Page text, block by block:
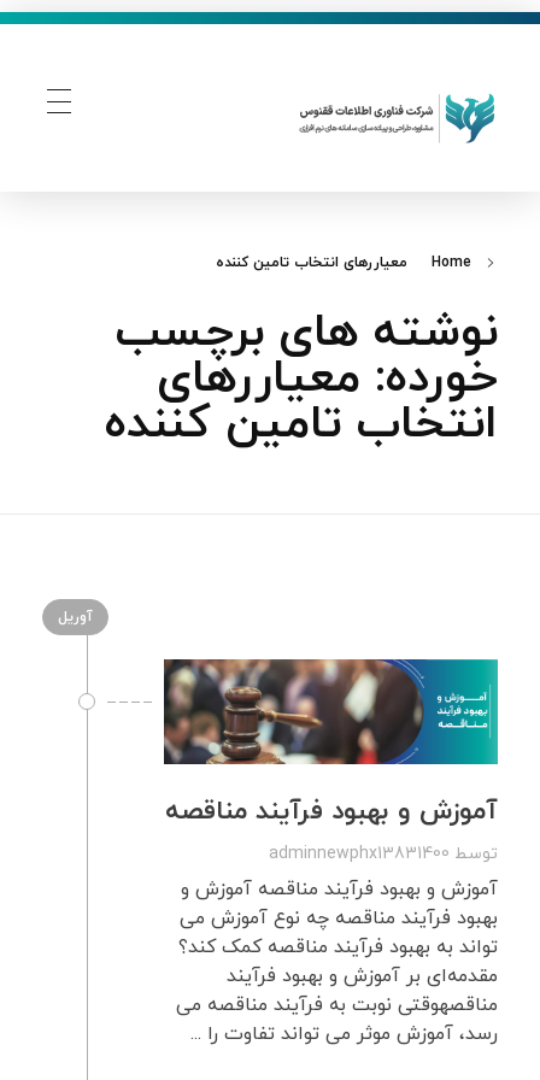
Home معیاررهای انتخاب تامین کننده
نوشته های برچسب
خورده: معیاررهای
انتخاب تامین کننده
آوریل
آموزش و بهبود فرآیند مناقصه
توسط adminnewphx13831400
آموزش و بهبود فرآیند مناقصه آموزش و
بهبود فرآیند مناقصه چه نوع آموزش می
تواند به بهبود فرآیند مناقصه کمک کند؟
مقدمه‌ای بر آموزش و بهبود فرآیند
مناقصهوقتی نوبت به فرآیند مناقصه می
رسد، آموزش موثر می تواند تفاوت را ...